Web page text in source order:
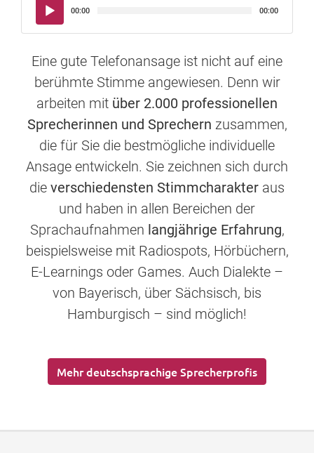
Audio-
Player
00:00 00:00
Eine gute Telefonansage ist nicht auf eine
berühmte Stimme angewiesen. Denn wir
arbeiten mit über 2.000 professionellen
Sprecherinnen und Sprechern zusammen,
die für Sie die bestmögliche individuelle
Ansage entwickeln. Sie zeichnen sich durch
die verschiedensten Stimmcharakter aus
und haben in allen Bereichen der
Sprachaufnahmen langjährige Erfahrung,
beispielsweise mit Radiospots, Hörbüchern,
E-Learnings oder Games. Auch Dialekte –
von Bayerisch, über Sächsisch, bis
Hamburgisch – sind möglich!
Mehr deutschsprachige Sprecherprofis